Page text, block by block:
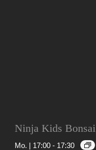
Ninja Kids Bonsai
Mo. | 17:00 - 17:30